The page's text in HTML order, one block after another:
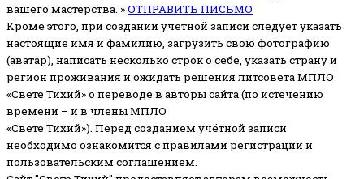
вашего мастерства. »ОТПРАВИТЬ ПИСЬМО
Кроме этого, при создании учетной записи следует указать
настоящие имя и фамилию, загрузить свою фотографию
(аватар), написать несколько строк о себе, указать страну и
регион проживания и ожидать решения литсовета МПЛО
«Свете Тихий» о переводе в авторы сайта (по истечению
времени – и в члены МПЛО
«Свете Тихий»). Перед созданием учётной записи
необходимо ознакомится с правилами регистрации и
пользовательским соглашением.